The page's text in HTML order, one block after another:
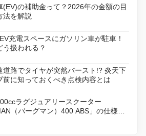
(EV)の補助金って？2026年の金額の目
法を解説
充電スペースにガソリン車が駐車！
う扱われる？
道路でタイヤが突然バースト!? 炎天下
前に知っておくべき点検内容とは
ラグジュアリースクーター
（バーグマン）400 ABS」の仕様を
18日に発売